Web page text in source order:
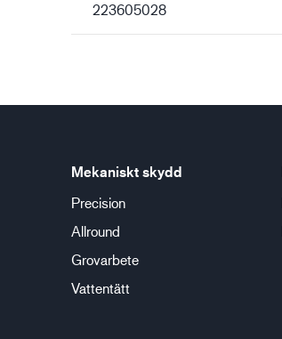
223605028
Mekaniskt skydd
Precision
Allround
Grovarbete
Vattentätt